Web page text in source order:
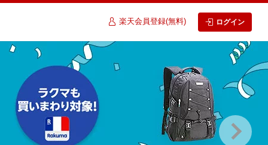
楽天会員登録(無料) ログイン